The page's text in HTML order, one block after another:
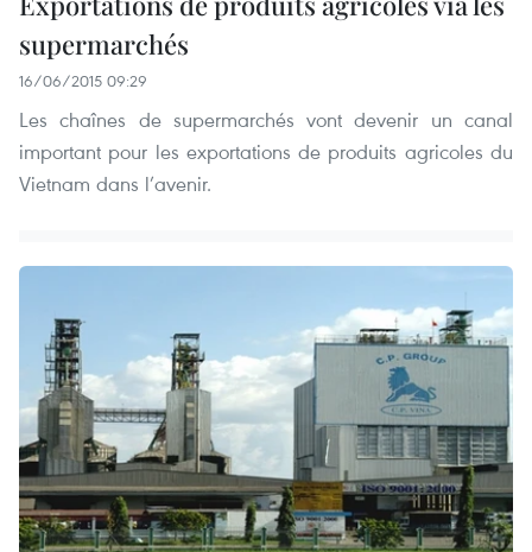
supermarchés
16/06/2015 09:29
Les chaînes de supermarchés vont devenir un canal
important pour les exportations de produits agricoles du
Vietnam dans l’avenir.